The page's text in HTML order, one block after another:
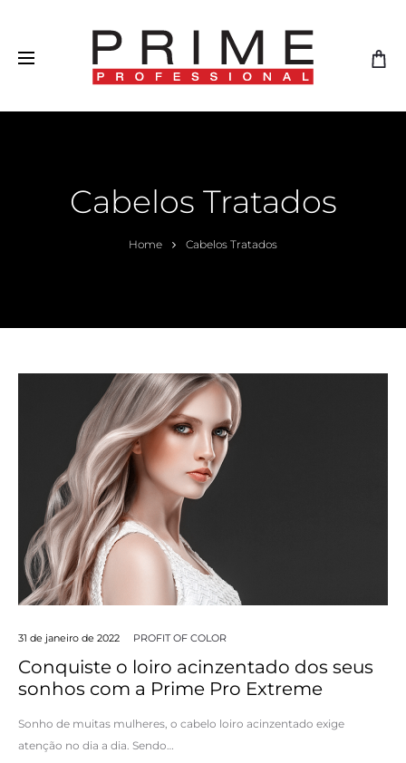
Cabelos Tratados
Home Cabelos Tratados
31 de janeiro de 2022 PROFIT OF COLOR
Conquiste o loiro acinzentado dos seus
sonhos com a Prime Pro Extreme
Sonho de muitas mulheres, o cabelo loiro acinzentado exige
atenção no dia a dia. Sendo…